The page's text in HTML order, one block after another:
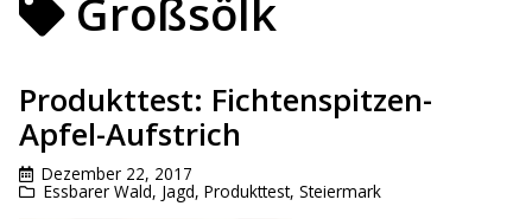
Großsölk
Produkttest: Fichtenspitzen-
Apfel-Aufstrich
Dezember 22, 2017
Essbarer Wald, Jagd, Produkttest, Steiermark